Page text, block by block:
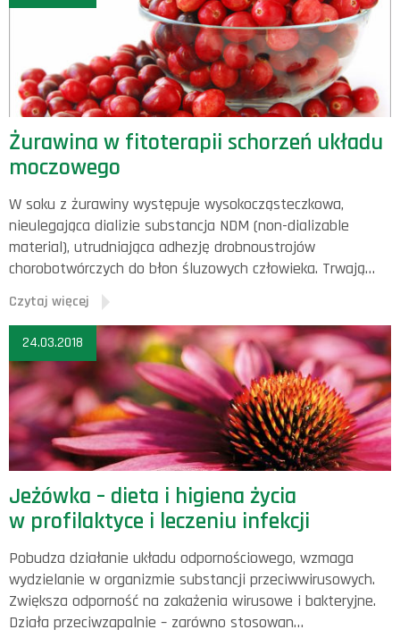
Żurawina w fitoterapii schorzeń układu
moczowego
W soku z żurawiny występuje wysokocząsteczkowa,
nieulegająca dializie substancja NDM (non-dializable
material), utrudniająca adhezję drobnoustrojów
chorobotwórczych do błon śluzowych człowieka. Trwają…
Czytaj więcej
24.03.2018
Jeżówka – dieta i higiena życia
w profilaktyce i leczeniu infekcji
Pobudza działanie układu odpornościowego, wzmaga
wydzielanie w organizmie substancji przeciwwirusowych.
Zwiększa odporność na zakażenia wirusowe i bakteryjne.
Działa przeciwzapalnie – zarówno stosowan…